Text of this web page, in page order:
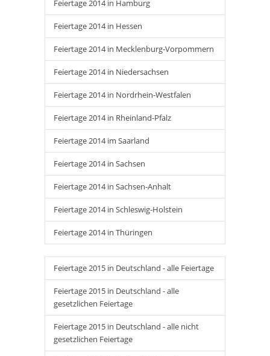
Feiertage 2014 in Hamburg
Feiertage 2014 in Hessen
Feiertage 2014 in Mecklenburg-Vorpommern
Feiertage 2014 in Niedersachsen
Feiertage 2014 in Nordrhein-Westfalen
Feiertage 2014 in Rheinland-Pfalz
Feiertage 2014 im Saarland
Feiertage 2014 in Sachsen
Feiertage 2014 in Sachsen-Anhalt
Feiertage 2014 in Schleswig-Holstein
Feiertage 2014 in Thüringen
Feiertage 2015 in Deutschland - alle Feiertage
Feiertage 2015 in Deutschland - alle
gesetzlichen Feiertage
Feiertage 2015 in Deutschland - alle nicht
gesetzlichen Feiertage